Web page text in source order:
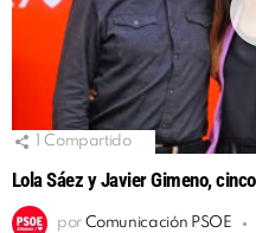
Compartido
Lola Sáez y Javier Gimeno,
por Comunicación PSOE